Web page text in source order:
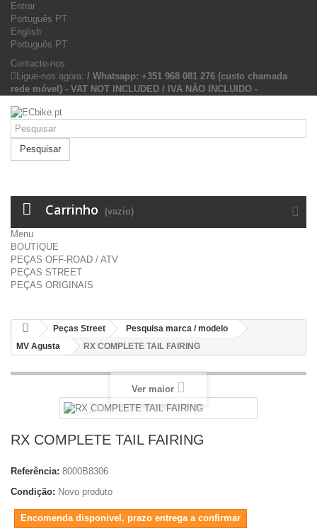
Entrar
Português PT
English
Português PT
Contacte-nos
Ligue-nos agora: / Whatsapp: +351 968 081 276 (custo chamada
rede móvel) - VAT NOT INCLUDED / IVA NÃO INCLUIDO -
Pesquisar
Carrinho (vazio)
Menu
BOUTIQUE
PEÇAS OFF-ROAD / ATV
PEÇAS STREET
PEÇAS ORIGINAIS
Peças Street
Pesquisa marca / modelo
MV Agusta
RX COMPLETE TAIL FAIRING
Ver maior
RX COMPLETE TAIL FAIRING
Referência: 8000B8306
Condição: Novo produto
Encomenda disponivel, prazo entrega a confirmar